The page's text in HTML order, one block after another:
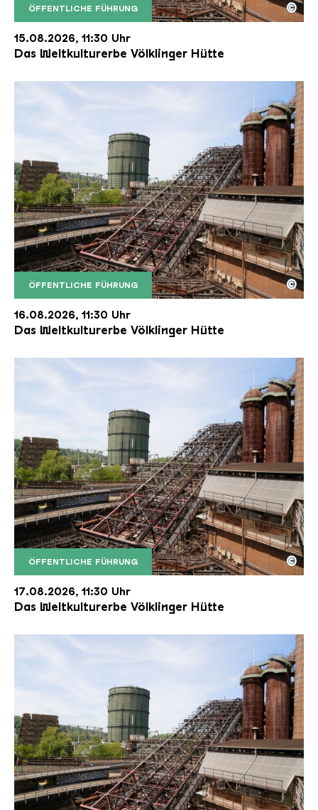
ÖFFENTLICHE FÜHRUNG
Der Erzschrägaufzug der Völklinger Hütte mit
Copyright: Weltkulturerbe Völklinger Hütte | Karl
©
15.08.2026, 11:30 Uhr
Das Weltkulturerbe Völklinger Hütte
ÖFFENTLICHE FÜHRUNG
Der Erzschrägaufzug der Völklinger Hütte mit
Copyright: Weltkulturerbe Völklinger Hütte | Karl
©
16.08.2026, 11:30 Uhr
Das Weltkulturerbe Völklinger Hütte
ÖFFENTLICHE FÜHRUNG
Der Erzschrägaufzug der Völklinger Hütte mit
Copyright: Weltkulturerbe Völklinger Hütte | Karl
©
17.08.2026, 11:30 Uhr
Das Weltkulturerbe Völklinger Hütte